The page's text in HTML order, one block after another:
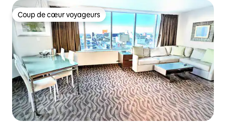
Coup de cœur voyageurs
Coup de cœur voyageurs